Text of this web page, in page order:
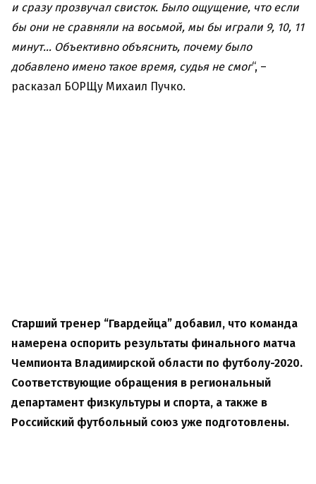
и сразу прозвучал свисток. Было ощущение, что если
бы они не сравняли на восьмой, мы бы играли 9, 10, 11
минут… Объективно объяснить, почему было
добавлено имено такое время, судья не смог“, –
расказал БОРЩу Михаил Пучко.
Старший тренер “Гвардейца” добавил, что команда
намерена оспорить результаты финального матча
Чемпионта Владимирской области по футболу-2020.
Соответствующие обращения в региональный
департамент физкультуры и спорта, а также в
Российский футбольный союз уже подготовлены.